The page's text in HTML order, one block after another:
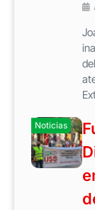
Noticias